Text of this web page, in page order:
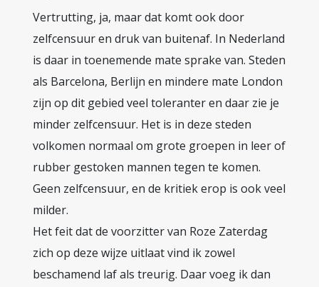
Vertrutting, ja, maar dat komt ook door
zelfcensuur en druk van buitenaf. In Nederland
is daar in toenemende mate sprake van. Steden
als Barcelona, Berlijn en mindere mate London
zijn op dit gebied veel toleranter en daar zie je
minder zelfcensuur. Het is in deze steden
volkomen normaal om grote groepen in leer of
rubber gestoken mannen tegen te komen.
Geen zelfcensuur, en de kritiek erop is ook veel
milder.
Het feit dat de voorzitter van Roze Zaterdag
zich op deze wijze uitlaat vind ik zowel
beschamend laf als treurig. Daar voeg ik dan